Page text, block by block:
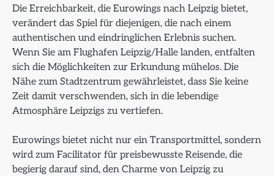
Die Erreichbarkeit, die Eurowings nach Leipzig bietet,
verändert das Spiel für diejenigen, die nach einem
authentischen und eindringlichen Erlebnis suchen.
Wenn Sie am Flughafen Leipzig/Halle landen, entfalten
sich die Möglichkeiten zur Erkundung mühelos. Die
Nähe zum Stadtzentrum gewährleistet, dass Sie keine
Zeit damit verschwenden, sich in die lebendige
Atmosphäre Leipzigs zu vertiefen.
Eurowings bietet nicht nur ein Transportmittel, sondern
wird zum Facilitator für preisbewusste Reisende, die
begierig darauf sind, den Charme von Leipzig zu